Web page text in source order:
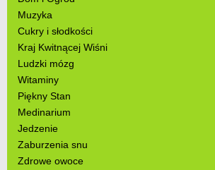
Muzyka
Cukry i słodkości
Kraj Kwitnącej Wiśni
Ludzki mózg
Witaminy
Piękny Stan
Medinarium
Jedzenie
Zaburzenia snu
Zdrowe owoce